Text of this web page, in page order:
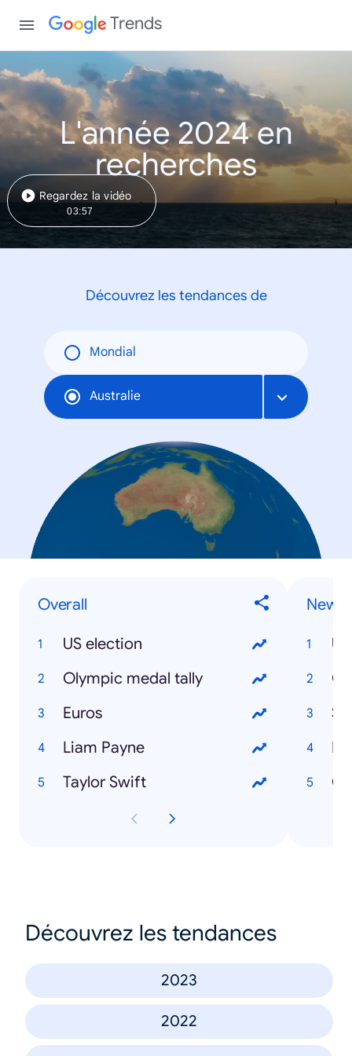
Trends
L'année 2024 en
recherches
Regardez la vidéo
03:57
Découvrez les tendances de
Mondial
Australie
Overall
US election
Olympic medal tally
Euros
Liam Payne
Taylor Swift
News
Découvrez les tendances
2023
2022